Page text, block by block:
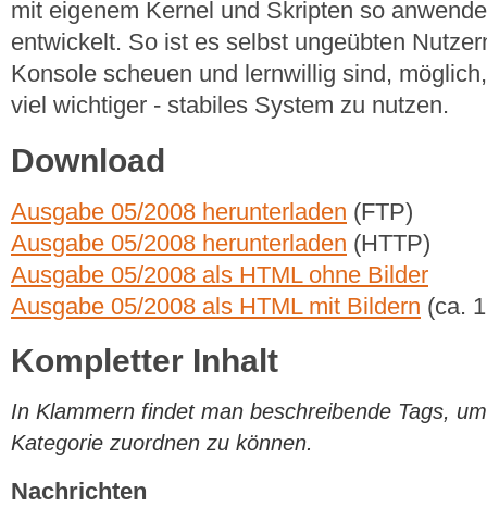
mit eigenem Kernel und Skripten so
entwickelt. So ist es selbst ungeübten
Konsole scheuen und lernwillig sind,
viel wichtiger - stabiles System zu nutzen.
Download
Ausgabe 05/2008 herunterladen (FTP)
Ausgabe 05/2008 herunterladen (HTTP)
Ausgabe 05/2008 als HTML ohne Bilder
Ausgabe 05/2008 als HTML mit Bildern (ca.
Kompletter Inhalt
In Klammern findet man beschreibende Tags,
Kategorie zuordnen zu können.
Nachrichten